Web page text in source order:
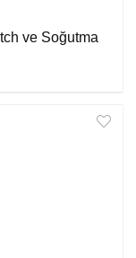
ve Soğutma